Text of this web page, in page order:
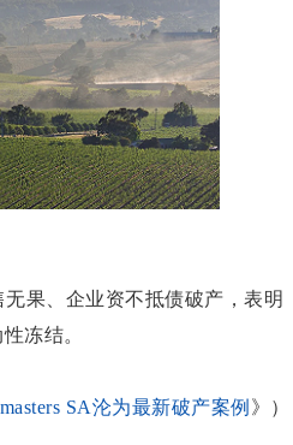
果、企业资不抵债破产，表明
冻结。
SA沦为最新破产案例 》）